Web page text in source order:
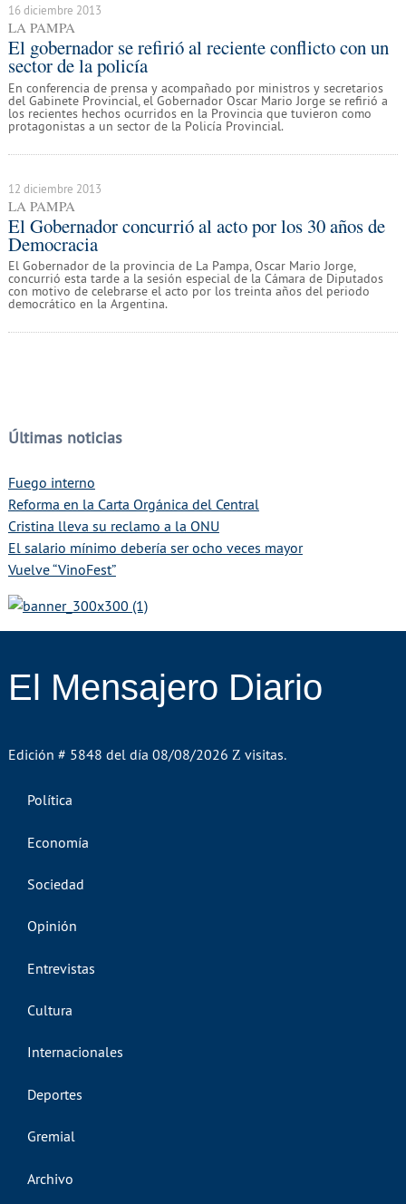
16 diciembre 2013
LA PAMPA
El gobernador se refirió al reciente conflicto con un
sector de la policía
En conferencia de prensa y acompañado por ministros y secretarios
del Gabinete Provincial, el Gobernador Oscar Mario Jorge se refirió a
los recientes hechos ocurridos en la Provincia que tuvieron como
protagonistas a un sector de la Policía Provincial.
12 diciembre 2013
LA PAMPA
El Gobernador concurrió al acto por los 30 años de
Democracia
El Gobernador de la provincia de La Pampa, Oscar Mario Jorge,
concurrió esta tarde a la sesión especial de la Cámara de Diputados
con motivo de celebrarse el acto por los treinta años del periodo
democrático en la Argentina.
Últimas noticias
Fuego interno
Reforma en la Carta Orgánica del Central
Cristina lleva su reclamo a la ONU
El salario mínimo debería ser ocho veces mayor
Vuelve “VinoFest”
El Mensajero Diario
Edición # 5848 del día 08/08/2026 visitas.
Política
Economía
Sociedad
Opinión
Entrevistas
Cultura
Internacionales
Deportes
Gremial
Archivo